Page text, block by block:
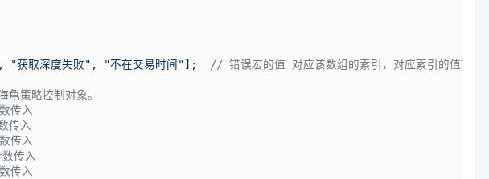
, "获取深度失败" , "不在交易时间"]; // 错误宏的值 对应该数组的索引，对应索引的值就是
策略控制对象。
传入
传入
传入
传入
传入